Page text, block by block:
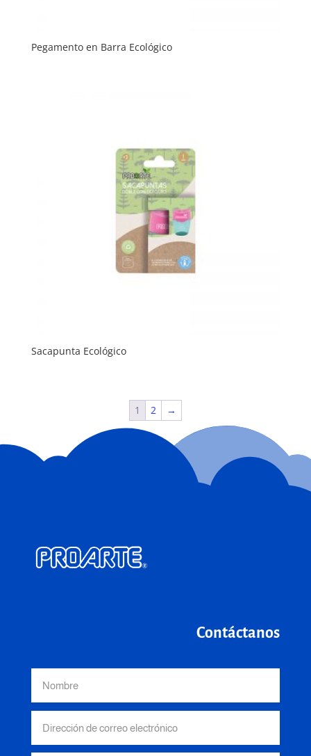
Pegamento en Barra Ecológico
Sacapunta Ecológico
1 2 →
Contáctanos